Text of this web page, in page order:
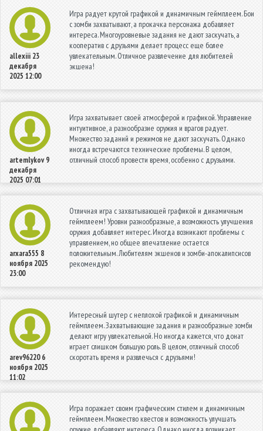
allexiii 23
декабря
2025 12:00
Игра радует крутой графикой и динамичным геймплеем. Бои
с зомби захватывают, а прокачка персонажа добавляет
интереса. Многоуровневые задания не дают заскучать, а
кооператив с друзьями делает процесс еще более
увлекательным. Отличное развлечение для любителей
экшена!
artemlykov 9
декабря
2025 07:01
Игра захватывает своей атмосферой и графикой. Управление
интуитивное, а разнообразие оружия и врагов радует.
Множество заданий и режимов не дают заскучать. Однако
иногда встречаются технические проблемы. В целом,
отличный способ провести время, особенно с друзьями.
arxara555 8
ноября 2025
23:00
Отличная игра с захватывающей графикой и динамичным
геймплеем! Уровни разнообразные, а возможность улучшения
оружия добавляет интерес. Иногда возникают проблемы с
управлением, но общее впечатление остается
положительным. Любителям экшенов и зомби-апокалипсисов
рекомендую!
arev96220 6
ноября 2025
11:02
Интересный шутер с неплохой графикой и динамичным
геймплеем. Захватывающие задания и разнообразные зомби
делают игру увлекательной. Но иногда кажется, что донат
играет слишком большую роль. В целом, отличный способ
скоротать время и развлечься с друзьями!
Игра поражает своим графическим стилем и динамичным
геймплеем. Множество квестов и возможность улучшать